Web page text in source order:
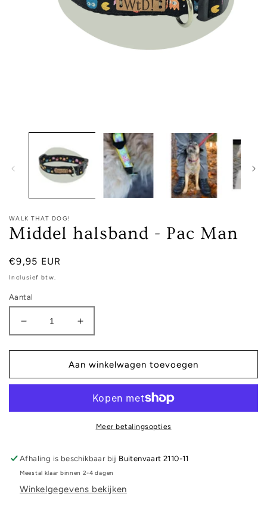
WALK THAT DOG!
Middel halsband - Pac Man
Normale
prijs
€9,95 EUR
Inclusief btw.
Aantal
Aantal
verlagen
voor
halsband
Man
Aantal
verhogen
voor
Middel
halsband
Pac
Man
Aan winkelwagen toevoegen
Meer betalingsopties
Afhaling is beschikbaar bij Buitenvaart 2110-11
Meestal klaar binnen 2-4 dagen
Winkelgegevens bekijken